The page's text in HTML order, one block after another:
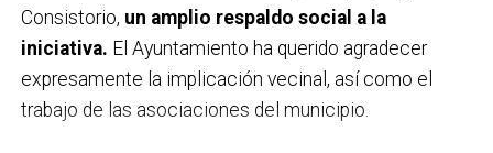
Consistorio, un amplio respaldo social a la
iniciativa. El Ayuntamiento ha querido agradecer
expresamente la implicación vecinal, así como el
trabajo de las asociaciones del municipio.